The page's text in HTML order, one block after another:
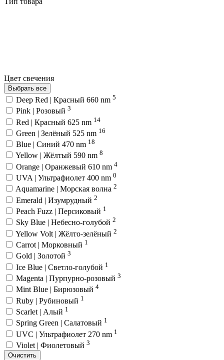
Цвет свечения
Выбрать все
Deep Red | Красный 660 nm 5
Pink | Розовый 3
Red | Красный 625 nm 14
Green | Зелёный 525 nm 16
Blue | Синий 470 nm 18
Yellow | Жёлтый 590 nm 8
Orange | Оранжевый 610 nm 4
UVA | Ультрафиолет 400 nm 0
Aquamarine | Морская волна 2
Emerald | Изумрудный 2
Peach Fuzz | Персиковый 1
Sky Blue | Небесно-голубой 2
Yellow Volt | Жёлто-зелёный 2
Carrot | Морковный 1
Gold | Золотой 3
Ice Blue | Светло-голубой 1
Magenta | Пурпурно-розовый 3
Mint Blue | Бирюзовый 4
Ruby | Рубиновый 1
Scarlet | Алый 1
Spring Green | Салатовый 1
UVC | Ультрафиолет 270 nm 1
Violet | Фиолетовый 3
Очистить